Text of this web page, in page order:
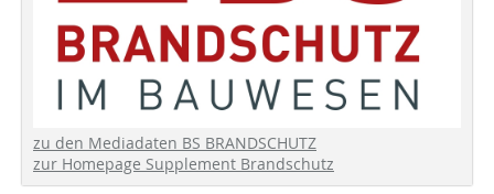
zu den Mediadaten BS BRANDSCHUTZ
zur Homepage Supplement Brandschutz